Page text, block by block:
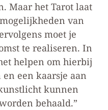
Maar het Tarot laat
van
moet je
te realiseren. In
helpen om hierbij
een kaarsje aan
kunnen
behaald.”